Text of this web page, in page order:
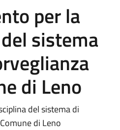
per la
sistema
di Leno
del sistema di
di Leno